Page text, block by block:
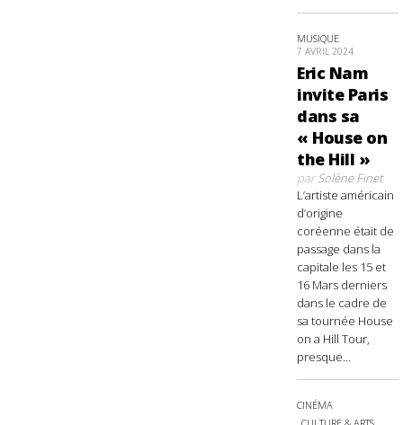
MUSIQUE
7 AVRIL 2024
Eric Nam
invite Paris
dans sa
« House on
the Hill »
parSolène Finet
L’artiste américain
d’origine
coréenne était de
passage dans la
capitale les 15 et
16 Mars derniers
dans le cadre de
sa tournée House
on a Hill Tour,
presque...
CINÉMA